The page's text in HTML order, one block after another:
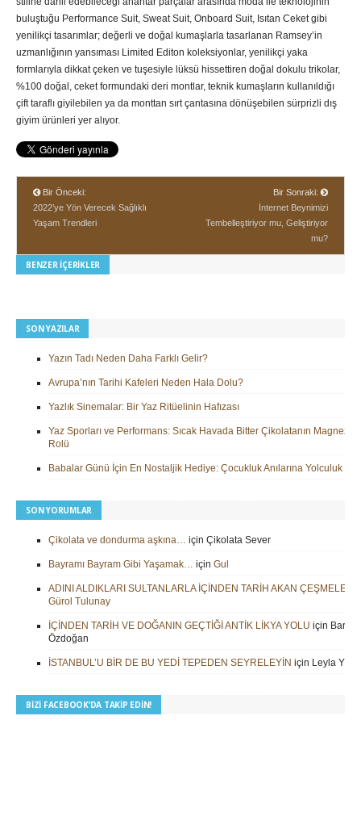
buluştuğu Performance Suit, Sweat Suit, Onboard Suit, Isıtan Ceket gibi
yenilikçi tasarımlar; değerli ve doğal kumaşlarla tasarlanan Ramsey’in
uzmanlığının yansıması Limited Editon koleksiyonlar, yenilikçi yaka
formlarıyla dikkat çeken ve tuşesiyle lüksü hissettiren doğal dokulu trikolar,
%100 doğal, ceket formundaki deri montlar, teknik kumaşların kullanıldığı
çift taraflı giyilebilen ya da monttan sırt çantasına dönüşebilen sürprizli dış
giyim ürünleri yer alıyor.
Bir Önceki:
2022’ye Yön Verecek Sağlıklı
Yaşam Trendleri
Bir Sonraki:
İnternet Beynimizi
Tembelleştiriyor mu, Geliştiriyor
mu?
BENZER İÇERIKLER
SON YAZILAR
Yazın Tadı Neden Daha Farklı Gelir?
Avrupa’nın Tarihi Kafeleri Neden Hala Dolu?
Yazlık Sinemalar: Bir Yaz Ritüelinin Hafızası
Yaz Sporları ve Performans: Sıcak Havada Bitter Çikolatanın
Rolü
Babalar Günü İçin En Nostaljik Hediye: Çocukluk Anılarına Yolculuk
SON YORUMLAR
Çikolata ve dondurma aşkına… için Çikolata Sever
Bayramı Bayram Gibi Yaşamak… için Gul
ADINI ALDIKLARI SULTANLARLA İÇİNDEN TARİH AKAN ÇEŞMELER
Gürol Tulunay
İÇİNDEN TARİH VE DOĞANIN GEÇTİĞİ ANTİK LİKYA YOLU için
Özdoğan
İSTANBUL’U BİR DE BU YEDİ TEPEDEN SEYRELEYİN için Leyla
BIZI FACEBOOK’DA TAKIP EDIN!